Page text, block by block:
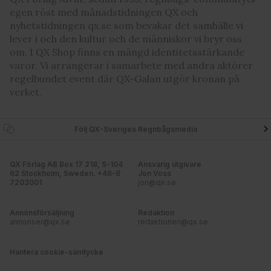
egen röst med månadstidningen QX och
nyhetstidningen qx.se som bevakar det samhälle vi
lever i och den kultur och de människor vi bryr oss
om. I QX Shop finns en mängd identitetsstärkande
varor. Vi arrangerar i samarbete med andra aktörer
regelbundet event där QX-Galan utgör kronan på
verket.
Följ QX-Sveriges Regnbågsmedia
QX Förlag AB Box 17 218, S-104
62 Stockholm, Sweden. +46-8
7203001
Ansvarig utgivare
Jon Voss
jon@qx.se
Annonsförsäljning
annonser@qx.se
Redaktion
redaktionen@qx.se
Hantera cookie-samtycke